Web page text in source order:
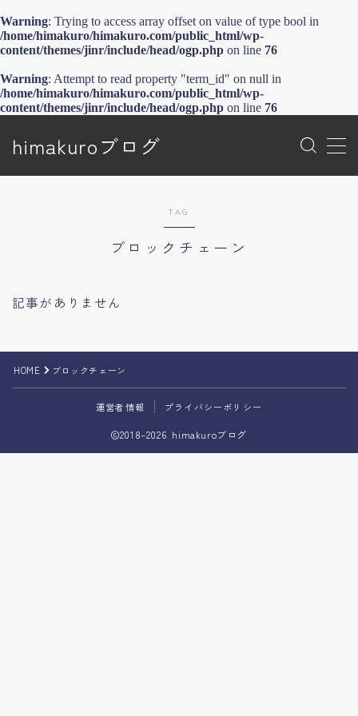
Warning: Trying to access array offset on value of type bool in
/home/himakuro/himakuro.com/public_html/wp-
content/themes/jinr/include/head/ogp.php on line 76
Warning: Attempt to read property "term_id" on null in
/home/himakuro/himakuro.com/public_html/wp-
content/themes/jinr/include/head/ogp.php on line 76
himakuroブログ
MENU
トップページ
プライバシーポリシー
プライバシーポリシー
利用規約／特定商取引法に基づく表記
有料記事の決済完了ページ
特定商取引法に基づく表記
TAG
ブロックチェーン
記事がありません
HOME ブロックチェーン
運営者情報 プライバシーポリシー
2018–2026 himakuroブログ